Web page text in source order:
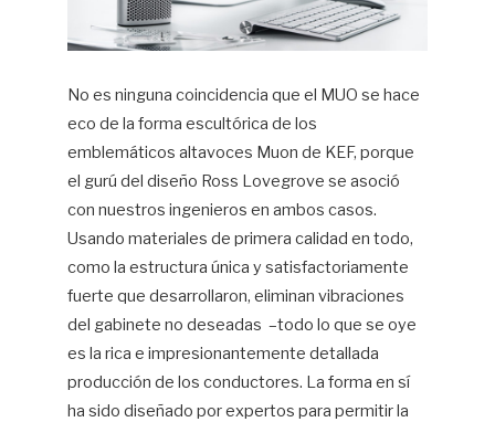
No es ninguna coincidencia que el MUO se hace
eco de la forma escultórica de los
emblemáticos altavoces Muon de KEF, porque
el gurú del diseño Ross Lovegrove se asoció
con nuestros ingenieros en ambos casos.
Usando materiales de primera calidad en todo,
como la estructura única y satisfactoriamente
fuerte que desarrollaron, eliminan vibraciones
del gabinete no deseadas –todo lo que se oye
es la rica e impresionantemente detallada
producción de los conductores. La forma en sí
ha sido diseñado por expertos para permitir la